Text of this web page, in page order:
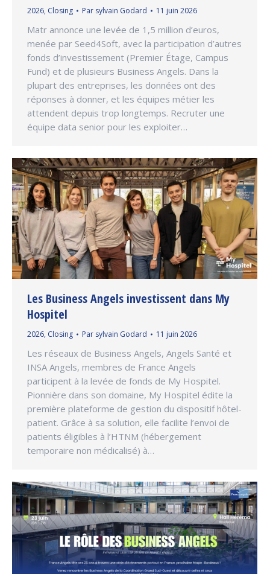
2026, Closing Par sylvain Godard 11 juin 2026
Matr annonce une levée de 1,5 million d’euros,
menée par Seed4Soft, avec la participation d’autres
fonds d’investissement (Premier Étage, Campus
Fund) et de plusieurs Business Angels. Dans la
plupart des entreprises, les données ont des
réponses à donner, et les équipes métier les
attendent depuis trop longtemps. Recruter une
équipe data senior pour les exploiter…
Les Business Angels investissent dans My
Hospitel
2026, Closing Par sylvain Godard 11 juin 2026
Les réseaux de Business Angels, Angels Santé et
INSA Angels, membres de France Angels
participent à la levée de fonds de My Hospitel.
Pionnière dans son domaine, My Hospitel édite la
première plateforme de gestion du dispositif hôtel-
patient. Grâce à sa solution, elle facilite l’envoi de
patients éligibles à l’HTNM (hébergement
temporaire non médicalisé) à…